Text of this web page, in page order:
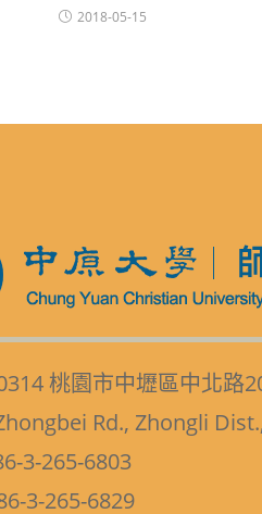
2018-05-15
桃園市中壢區中北路
Rd., Zhongli
3-265-6803
3-265-6829